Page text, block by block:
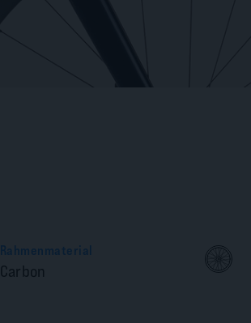
Rahmenmaterial
Carbon